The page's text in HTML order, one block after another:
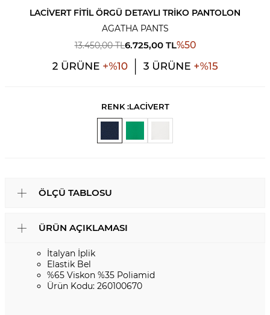
LACIVERT FITIL ÖRGÜ DETAYLI TRIKO PANTOLON
AGATHA PANTS
13.450,00TL6.725,00TL%50
RENK :LACİVERT
ÖLÇÜ TABLOSU
ÜRÜN AÇIKLAMASI
İtalyan İplik
Elastik Bel
%65 Viskon %35 Poliamid
Ürün Kodu: 260100670